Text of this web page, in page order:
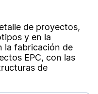
de proyectos,
y en la
la fabricación de
EPC, con las
de